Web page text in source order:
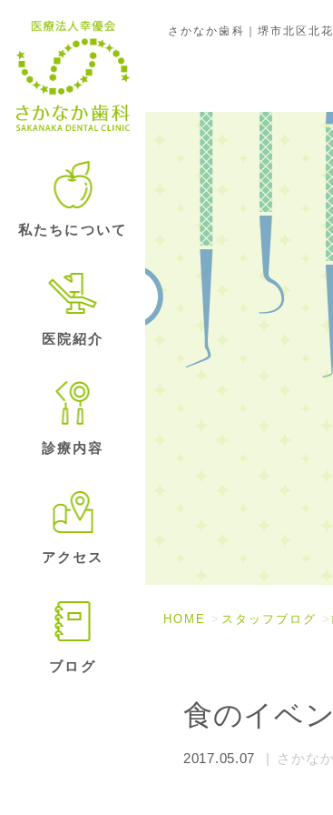
さかなか歯科｜堺市北区北
私たちについて
医院紹介
診療内容
アクセス
ブログ
HOME スタッフブログ
歯のマメ知識
食のイベ
2017.05.07 さかな